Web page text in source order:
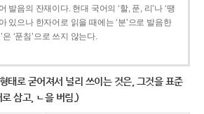
발음의 잔재이다. 현대 국어의 ‘할, 푼, 리’나 ‘땡
있으나 한자어로 읽을 때에는 ‘분’으로 발음한
은 ‘푼침’으로 쓰지 않는다.
태로 굳어져서 널리 쓰이는 것은, 그것을 표준
삼고, ㄴ을 버림.)